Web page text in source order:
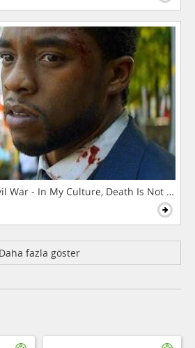
War - In My Culture, Death Is Not The
Daha fazla göster